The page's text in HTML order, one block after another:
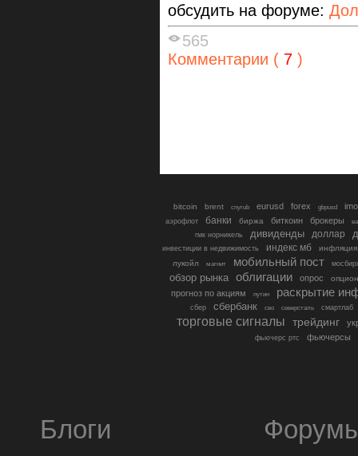
обсудить на форуме:
565
Комментарии ( 7 )
bitcoin brent cnyrub eurusd forex gbpusd
аэрофлот банки биржа биткоин брокеры
гмк норникель
дивиденды доллар
инвестиции в недвижимость индекс мб
инфляция
лукойл
магнит мобильный пост
обзор рынка облигации опрос
прогноз по акциям путин раскрытие
сбер сбербанк сво северсталь смартлаб
торговые сигналы трейдинг
фьючерс ртс фьючерсы
Блоги